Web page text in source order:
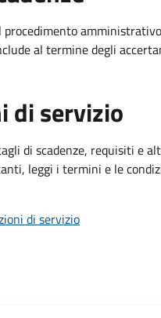
procedimento
al termine degli
di servizio
di scadenze, requisiti e
leggi i termini e le
di servizio